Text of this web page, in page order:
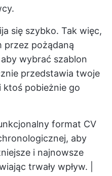
się szybko. Tak więc,
przez pożądaną
wybrać szablon
przedstawia twoje
ktoś pobieżnie go
format CV
aby
i najnowsze
trwały wpływ. |